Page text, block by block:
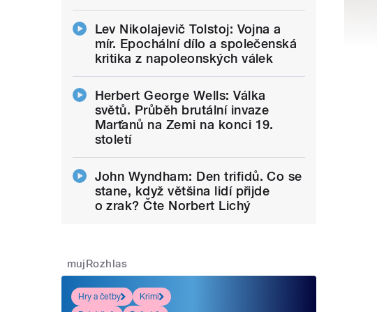
Lev Nikolajevič Tolstoj: Vojna a
mír. Epochální dílo a společenská
kritika z napoleonských válek
Herbert George Wells: Válka
světů. Průběh brutální invaze
Marťanů na Zemi na konci 19.
století
John Wyndham: Den trifidů. Co se
stane, když většina lidí přijde
o zrak? Čte Norbert Lichý
mujRozhlas
Hry a četby
Krimi